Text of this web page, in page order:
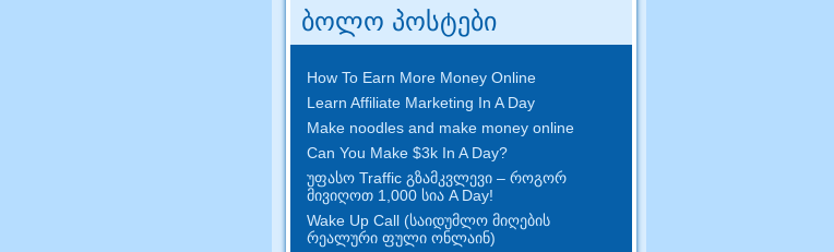
ბოლო პოსტები
How To Earn More Money Online
Learn Affiliate Marketing In A Day
Make noodles and make money online
Can You Make $3k In A Day?
უფასო Traffic გზამკვლევი – როგორ
მივიღოთ 1,000 სია A Day!
Wake Up Call (საიდუმლო მიღების
რეალური ფული ონლაინ)